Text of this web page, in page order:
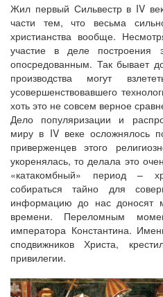
Жил первый Сильвестр в IV
части тем, что весьма
христианства вообще.
участие в деле
опосредованным. Так бывает
производства могут
усовершенствовавшего
хоть это не совсем верное
Дело популяризации и
миру в IV веке осложнялось
приверженцев этого
укоренялась, то делала это
«катакомбный» период –
собираться тайно для
информацию до нас доносят
времени. Переломным
императора Константина.
сподвижников Христа,
привилегии.